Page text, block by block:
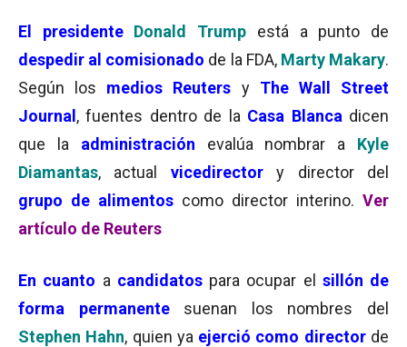
El presidente Donald Trump
está a punto de
despedir al comisionado de la FDA, Marty Makary.
Según los medios Reuters yThe Wall Street
Journal , fuentes dentro de la Casa Blanca dicen
que la administración evalúa nombrar a Kyle
Diamantas, actual vicedirector
y director del
grupo de alimentos como director interino. Ver
artículo de Reuters
En cuanto a candidatos para ocupar el sillón de
forma permanente
suenan los nombres del
Stephen Hahn, quien ya ejerció como director de